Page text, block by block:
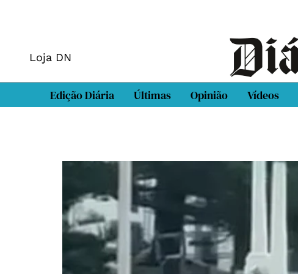
Loja DN
Edição Diária Últimas Opinião Vídeos